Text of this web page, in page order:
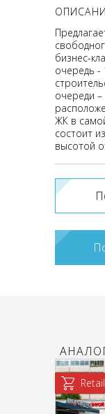
бизнес-
очередь -
очереди
ЖК в
состоит
высотой
Retail